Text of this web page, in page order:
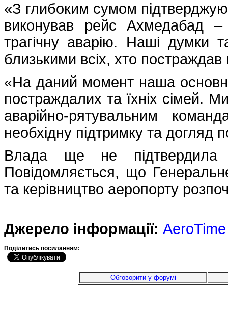
«З глибоким сумом
виконував рейс Ахмедабад –
трагічну аварію. Наші думки
близькими всіх, хто постраждав
«На даний момент наша
постраждалих та їхніх сімей.
аварійно-рятувальним
необхідну підтримку та догляд
Влада ще не підтвердила
Повідомляється, що
та керівництво аеропорту
Джерело інформації: AeroTime
Подiлитись посиланням:
Обговорити у форумі